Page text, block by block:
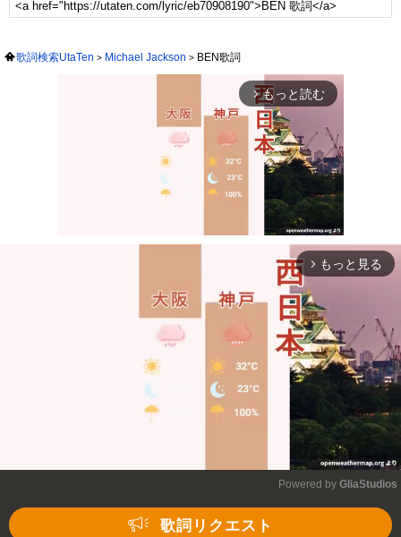
歌詞検索UtaTen Michael Jackson BEN歌詞
arrow_forward_ios もっと読む
Mute
arrow_forward_ios もっと見る
Powered by GliaStudios
歌詞リクエスト